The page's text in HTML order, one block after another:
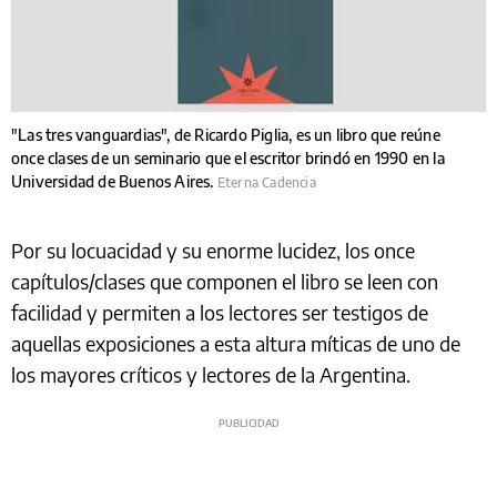
"Las tres vanguardias", de Ricardo Piglia, es un libro que reúne
once clases de un seminario que el escritor brindó en 1990 en la
Universidad de Buenos Aires. Eterna Cadencia
Por su locuacidad y su enorme lucidez, los once
capítulos/clases que componen el libro se leen con
facilidad y permiten a los lectores ser testigos de
aquellas exposiciones a esta altura míticas de uno de
los mayores críticos y lectores de la Argentina.